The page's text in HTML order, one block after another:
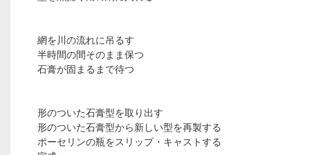
網を川の流れに吊るす
半時間の間そのまま保つ
石膏が固まるまで待つ
形のついた石膏型を取り出す
形のついた石膏型から新しい型を再製する
ポーセリンの瓶をスリップ・キャストする